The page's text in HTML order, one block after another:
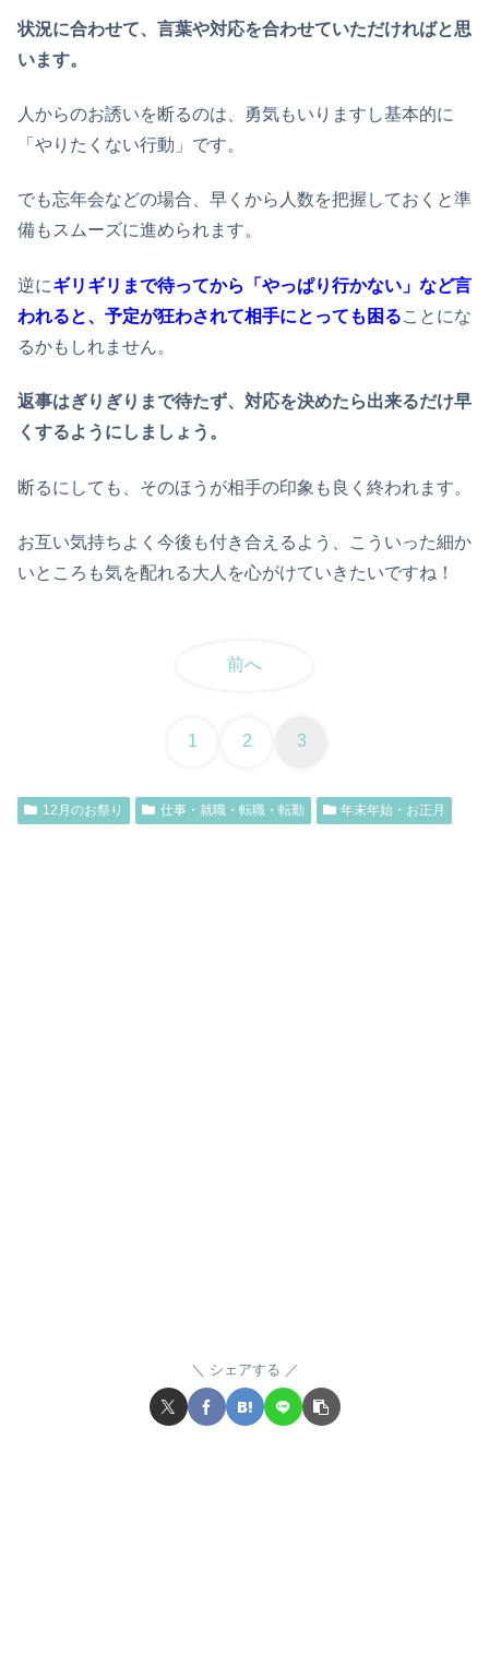
状況に合わせて、言葉や対応を合わせていただければと思
います。
人からのお誘いを断るのは、勇気もいりますし基本的に
「やりたくない行動」です。
でも忘年会などの場合、早くから人数を把握しておくと準
備もスムーズに進められます。
逆にギリギリまで待ってから「やっぱり行かない」など言
われると、予定が狂わされて相手にとっても困ることにな
るかもしれません。
返事はぎりぎりまで待たず、対応を決めたら出来るだけ早
くするようにしましょう。
断るにしても、そのほうが相手の印象も良く終われます。
お互い気持ちよく今後も付き合えるよう、こういった細か
いところも気を配れる大人を心がけていきたいですね！
前へ
1 2 3
12月のお祭り 仕事・就職・転職・転勤 年末年始・お正月
シェアする